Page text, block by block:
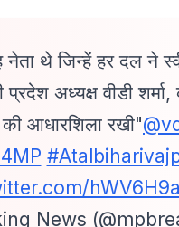
थे जिन्हें हर दल ने
प्रदेश अध्यक्ष वीडी
आधारशिला रखी"
News